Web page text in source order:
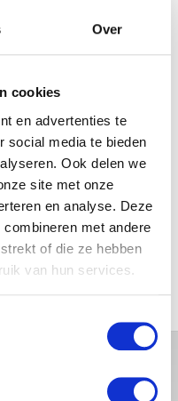
Over
cookies
en advertenties te
social media te bieden
Ook delen we
site met onze
en analyse. Deze
met andere
of die ze hebben
van hun services.
VLOG: OP
CARMEN VLOG:
ZIJN WEER
& TANDEN BLEKEN